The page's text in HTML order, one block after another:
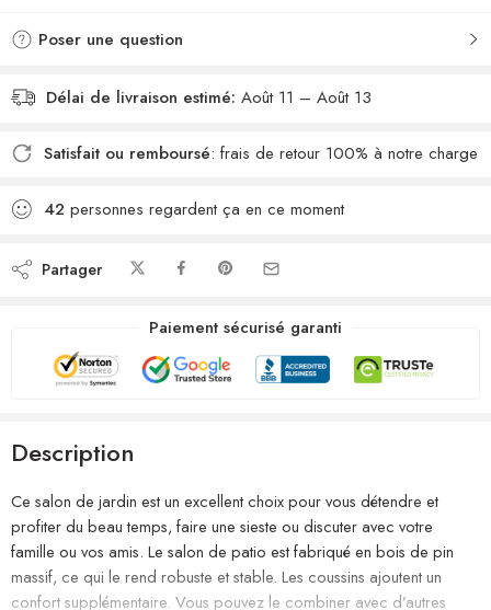
Poser une question
Délai de livraison estimé: Août 11 – Août 13
Satisfait ou remboursé: frais de retour 100% à notre charge
42 personnes regardent ça en ce moment
Partager
Paiement sécurisé garanti
Description
Ce salon de jardin est un excellent choix pour vous détendre et
profiter du beau temps, faire une sieste ou discuter avec votre
famille ou vos amis. Le salon de patio est fabriqué en bois de pin
massif, ce qui le rend robuste et stable. Les coussins ajoutent un
confort supplémentaire. Vous pouvez le combiner avec d’autres